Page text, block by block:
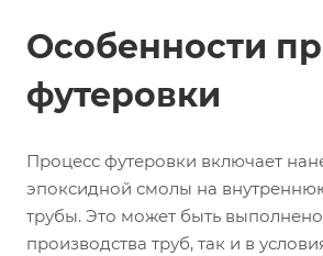
Особенности
футеровки
Процесс футеровки включает
эпоксидной смолы на
трубы. Это может быть
производства труб, так и в